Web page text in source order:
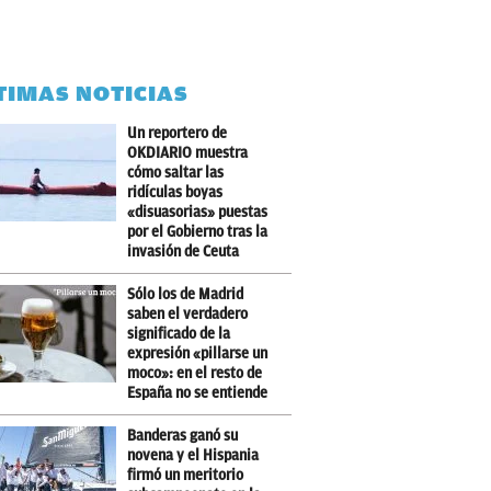
NOTICIAS
Un reportero de
OKDIARIO muestra
cómo saltar las
ridículas boyas
«disuasorias» puestas
por el Gobierno tras la
invasión de Ceuta
Sólo los de Madrid
saben el verdadero
significado de la
expresión «pillarse un
moco»: en el resto de
España no se entiende
Banderas ganó su
novena y el Hispania
firmó un meritorio